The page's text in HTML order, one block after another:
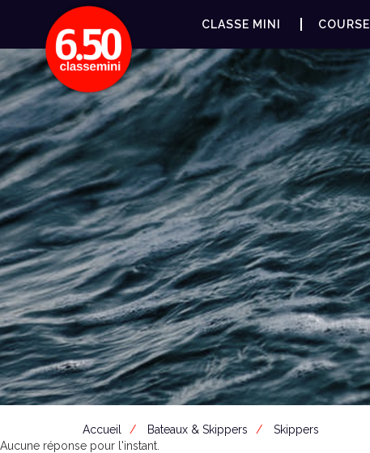
CLASSE MINI
Accueil Bateaux & Skippers
Skippers
Aucune réponse pour l'instant.